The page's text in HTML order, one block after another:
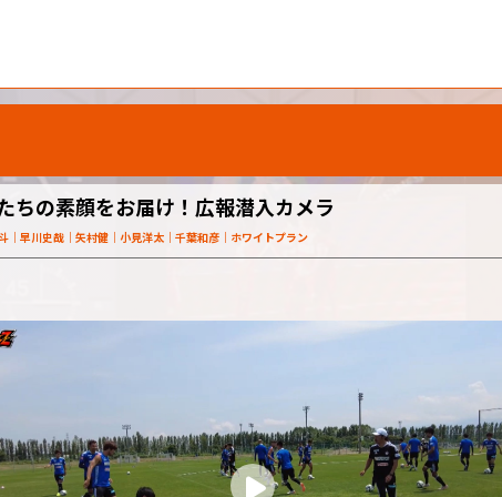
ちの素顔をお届け！広報潜入カメラ
早川史哉 矢村健 小見洋太 千葉和彦 ホワイトプラン